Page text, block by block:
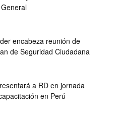
encabeza reunión de
de Seguridad Ciudadana
a RD en jornada
en Perú